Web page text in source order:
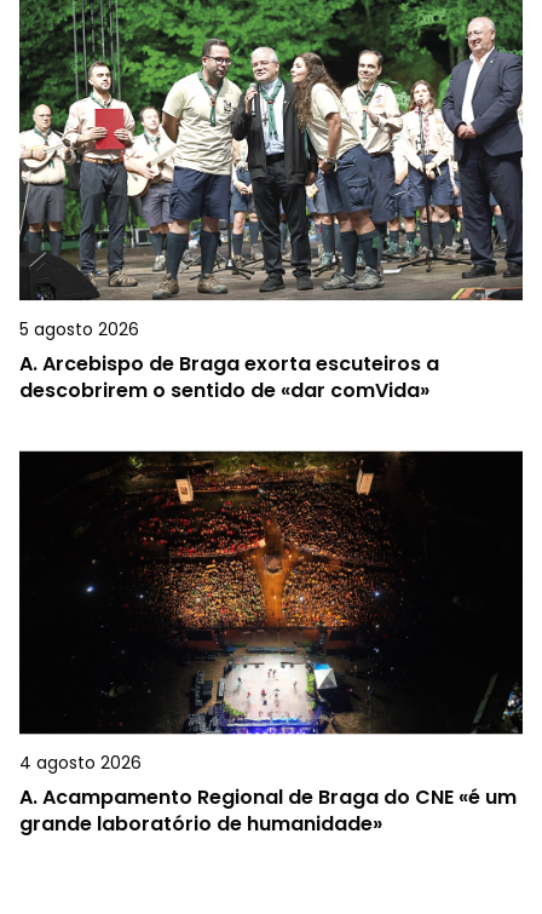
5 agosto 2026
A.Arcebispo de Braga exorta escuteiros a
descobrirem o sentido de «dar comVida»
4 agosto 2026
A.Acampamento Regional de Braga do CNE «é um
grande laboratório de humanidade»